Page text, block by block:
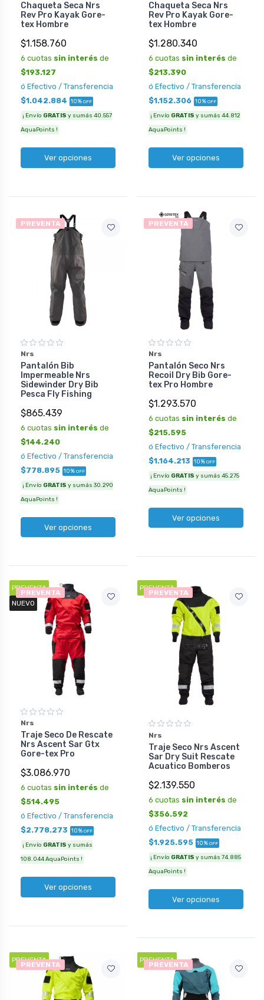
Chaqueta Seca Nrs
Rev Pro Kayak Gore-
tex Hombre
$1.158.760
6 cuotas sin interés de
$193.127
ó Efectivo / Transferencia
$1.042.884 10% OFF
¡ Envío GRATIS y sumás 40.557
AquaPoints !
Ver opciones
Chaqueta Seca Nrs
Rev Pro Kayak Gore-
tex Hombre
$1.280.340
6 cuotas sin interés de
$213.390
ó Efectivo / Transferencia
$1.152.306 10% OFF
¡ Envío GRATIS y sumás 44.812
AquaPoints !
Ver opciones
PREVENTA
Nrs
Pantalón Bib
Impermeable Nrs
Sidewinder Dry Bib
Pesca Fly Fishing
$865.439
6 cuotas sin interés de
$144.240
ó Efectivo / Transferencia
$778.895 10% OFF
¡ Envío GRATIS y sumás 30.290
AquaPoints !
Ver opciones
PREVENTA
Nrs
Pantalón Seco Nrs
Recoil Dry Bib Gore-
tex Pro Hombre
$1.293.570
6 cuotas sin interés de
$215.595
ó Efectivo / Transferencia
$1.164.213 10% OFF
¡ Envío GRATIS y sumás 45.275
AquaPoints !
Ver opciones
PREVENTA
NUEVO
PREVENTA
Nrs
Traje Seco De Rescate
Nrs Ascent Sar Gtx
Gore-tex Pro
$3.086.970
6 cuotas sin interés de
$514.495
ó Efectivo / Transferencia
$2.778.273 10% OFF
¡ Envío GRATIS y sumás
108.044 AquaPoints !
Ver opciones
PREVENTA
PREVENTA
Nrs
Traje Seco Nrs Ascent
Sar Dry Suit Rescate
Acuatico Bomberos
$2.139.550
6 cuotas sin interés de
$356.592
ó Efectivo / Transferencia
$1.925.595 10% OFF
¡ Envío GRATIS y sumás 74.885
AquaPoints !
Ver opciones
PREVENTA
PREVENTA
PREVENTA
PREVENTA